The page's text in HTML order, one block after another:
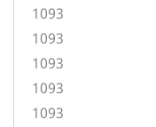
1093
1093
1093
1093
1093